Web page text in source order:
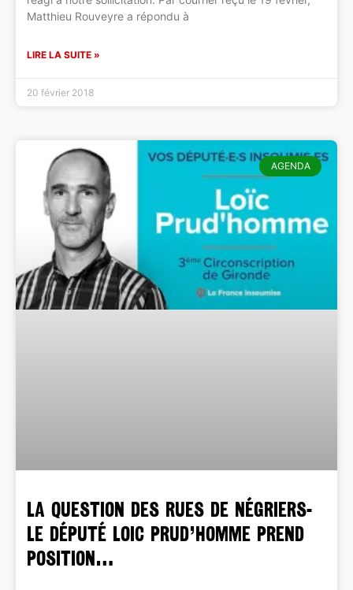
Matthieu Rouveyre a répondu à
LIRE LA SUITE »
20 février 2018
AGENDA
LA QUESTION DES RUES DE NÉGRIERS-
Le Député Loic Prud’homme prend
position…